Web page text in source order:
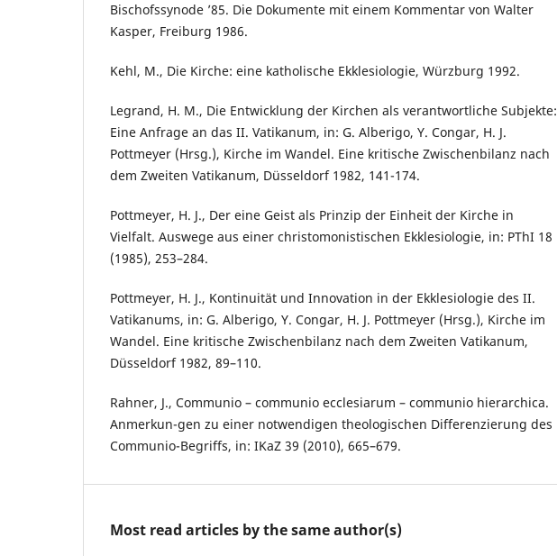
Bischofssynode ’85. Die Dokumente mit einem Kommentar von Walter
Kasper, Freiburg 1986.
Kehl, M., Die Kirche: eine katholische Ekklesiologie, Würzburg 1992.
Legrand, H. M., Die Entwicklung der Kirchen als verantwortliche Subjekte:
Eine Anfrage an das II. Vatikanum, in: G. Alberigo, Y. Congar, H. J.
Pottmeyer (Hrsg.), Kirche im Wandel. Eine kritische Zwischenbilanz nach
dem Zweiten Vatikanum, Düsseldorf 1982, 141-174.
Pottmeyer, H. J., Der eine Geist als Prinzip der Einheit der Kirche in
Vielfalt. Auswege aus einer christomonistischen Ekklesiologie, in: PThI 18
(1985), 253–284.
Pottmeyer, H. J., Kontinuität und Innovation in der Ekklesiologie des II.
Vatikanums, in: G. Alberigo, Y. Congar, H. J. Pottmeyer (Hrsg.), Kirche im
Wandel. Eine kritische Zwischenbilanz nach dem Zweiten Vatikanum,
Düsseldorf 1982, 89–110.
Rahner, J., Communio – communio ecclesiarum – communio hierarchica.
Anmerkun-gen zu einer notwendigen theologischen Differenzierung des
Communio-Begriffs, in: IKaZ 39 (2010), 665–679.
Most read articles by the same author(s)